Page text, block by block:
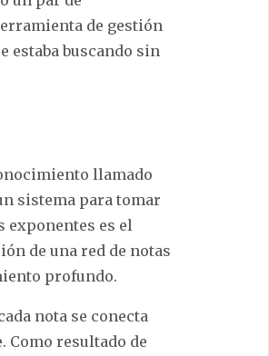
de gestión
estaba buscando sin
llamado
sistema para tomar
es el
de una red de notas
profundo.
nota se conecta
Como resultado de